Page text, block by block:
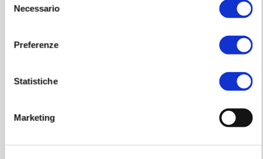
delNecessario
Preferenze
Statistiche
Marketing
*L’ingresso anticipato vi dà la possibilità di accedere
porte permettendovi così di essere più vicino al palco,
non vi è tuttavia un'area separata o delimitata dedicata
riguardanti l'orario sono soggette a esigenze di
dello show. Una volta terminato l'early entry, seguirà la
normale apertura delle porte e non sarà possibile